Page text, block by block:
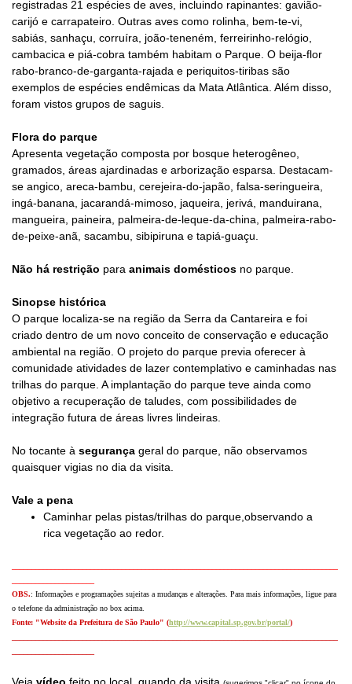
registradas 21 espécies de aves, incluindo rapinantes: gavião-
carijó e carrapateiro. Outras aves como rolinha, bem-te-vi,
sabiás, sanhaçu, corruíra, joão-teneném, ferreirinho-relógio,
cambacica e piá-cobra também habitam o Parque. O beija-flor
rabo-branco-de-garganta-rajada e periquitos-tiribas são
exemplos de espécies endêmicas da Mata Atlântica. Além disso,
foram vistos grupos de saguis.
Flora do parque
Apresenta vegetação composta por bosque heterogêneo,
gramados, áreas ajardinadas e arborização esparsa. Destacam-
se angico, areca-bambu, cerejeira-do-japão, falsa-seringueira,
ingá-banana, jacarandá-mimoso, jaqueira, jerivá, manduirana,
mangueira, paineira, palmeira-de-leque-da-china, palmeira-rabo-
de-peixe-anã, sacambu, sibipiruna e tapiá-guaçu.
Não há restrição para animais domésticos no parque.
Sinopse histórica
O parque localiza-se na região da Serra da Cantareira e foi
criado dentro de um novo conceito de conservação e educação
ambiental na região. O projeto do parque previa oferecer à
comunidade atividades de lazer contemplativo e caminhadas nas
trilhas do parque. A implantação do parque teve ainda como
objetivo a recuperação de taludes, com possibilidades de
integração futura de áreas livres lindeiras.
No tocante à segurança geral do parque, não observamos
quaisquer vigias no dia da visita.
Vale a pena
Caminhar pelas pistas/trilhas do parque,observando a
rica vegetação ao redor.
OBS.: Informações e programações sujeitas a mudanças e alterações. Para mais informações, ligue para
o telefone da administração no box acima.
Fonte: "Website da Prefeitura de São Paulo" (http://www.capital.sp.gov.br/portal/)